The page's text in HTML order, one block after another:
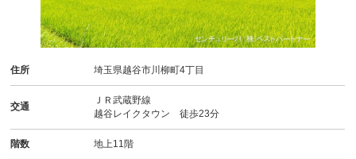
住所 埼玉県越谷市川柳町4丁目
交通
ＪＲ武蔵野線
越谷レイクタウン 徒歩23分
階数 地上11階